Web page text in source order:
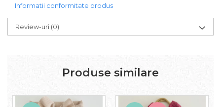
Informatii conformitate produs
Review-uri (0)
Produse similare